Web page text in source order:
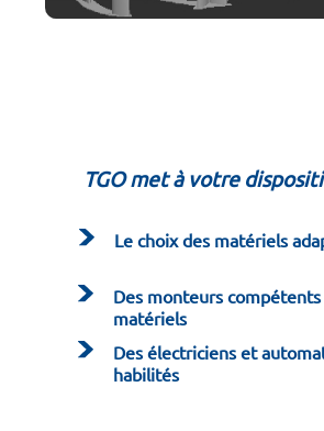
TGO met à votre
Le choix des matériels
Des monteurs
matériels
Des électriciens et
habilités